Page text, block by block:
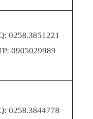
0258.3851221
0905029989
0258.3844778